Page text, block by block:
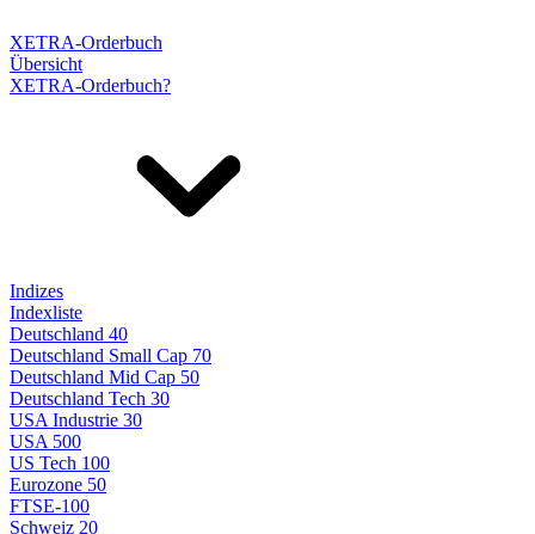
XETRA-Orderbuch
Übersicht
XETRA-Orderbuch?
Indizes
Indexliste
Deutschland 40
Deutschland Small Cap 70
Deutschland Mid Cap 50
Deutschland Tech 30
USA Industrie 30
USA 500
US Tech 100
Eurozone 50
FTSE-100
Schweiz 20